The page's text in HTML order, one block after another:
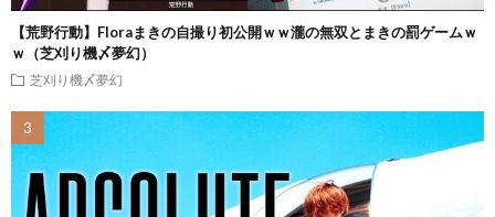
【荒野行動】Floraまきの自撮り初公開ｗｗ瀧の無双とまきの罰ゲームｗ
ｗ（芝刈り機〆夢幻）
芝刈り機〆夢幻